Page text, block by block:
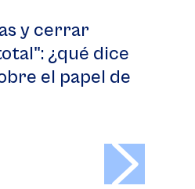
y cerrar
¿qué dice
el papel de